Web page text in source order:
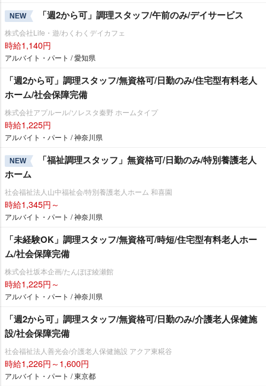
NEW 「週2から可」調理スタッフ/午前のみ/デイサービス
株式会社Life・遊/わくわくデイカフェ
時給1,140円
アルバイト・パート / 愛知県
「週2から可」調理スタッフ/無資格可/日勤のみ/住宅型有料老人
ホーム/社会保障完備
株式会社アプルール/ソレスタ秦野 ホームタイプ
時給1,225円
アルバイト・パート / 神奈川県
NEW
「福祉調理スタッフ」無資格可/日勤のみ/特別養護老人
ホーム
社会福祉法人山中福祉会/特別養護老人ホーム 和喜園
時給1,345円～
アルバイト・パート / 神奈川県
「未経験OK」調理スタッフ/無資格可/時短/住宅型有料老人ホー
ム/社会保障完備
株式会社坂本企画/たんぽぽ綾瀬館
時給1,225円～
アルバイト・パート / 神奈川県
「週2から可」調理スタッフ/無資格可/日勤のみ/介護老人保健施
設/社会保障完備
社会福祉法人善光会/介護老人保健施設 アクア東糀谷
時給1,226円～1,600円
アルバイト・パート / 東京都